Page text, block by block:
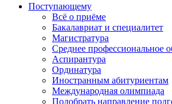
Поступающему
Всё о приёме
Бакалавриат и специалитет
Магистратура
Среднее профессиональное
Аспирантура
Ординатура
Иностранным абитуриентам
Международная олимпиада
Подобрать направление